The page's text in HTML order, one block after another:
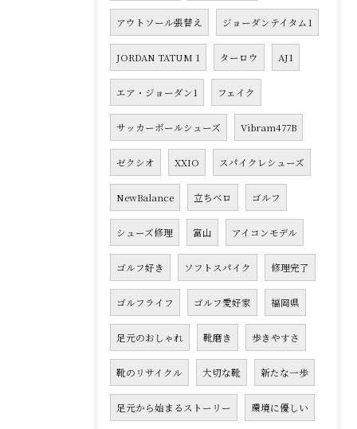
アウトソール張替え ジョーダンテイタム1
JORDAN TATUM 1 ターロウ AJ1
エア・ジョーダン1 フェイク
サッカーボールシューズ Vibram477B
ゼクシオ XXIO スパイクレシューズ
NewBalance 立ちベロ ゴルフ
シューズ修理 富山 アイコンモデル
ゴルフ好き ソフトスパイク 修理完了
ゴルフライフ ゴルフ愛好家 福岡県
足元のおしゃれ 靴磨き 歩きやすさ
靴のリサイクル 大切な靴 新たな一歩
足元から始まるストーリー 環境に優しい